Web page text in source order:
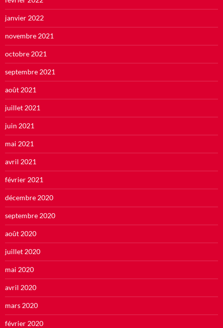
janvier 2022
novembre 2021
octobre 2021
septembre 2021
août 2021
juillet 2021
juin 2021
mai 2021
avril 2021
février 2021
décembre 2020
septembre 2020
août 2020
juillet 2020
mai 2020
avril 2020
mars 2020
février 2020